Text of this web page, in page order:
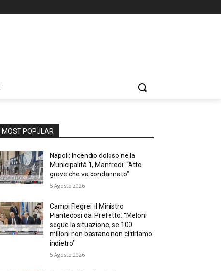
MOST POPULAR
Napoli: Incendio doloso nella
Municipalità 1, Manfredi: “Atto
grave che va condannato”
5 Agosto 2026
Campi Flegrei, il Ministro
Piantedosi dal Prefetto: “Meloni
segue la situazione, se 100
milioni non bastano non ci tiriamo
indietro”
5 Agosto 2026